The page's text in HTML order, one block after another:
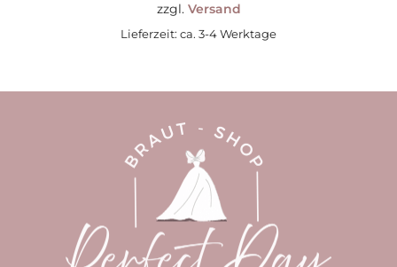
zzgl. Versand
Lieferzeit: ca. 3-4 Werktage